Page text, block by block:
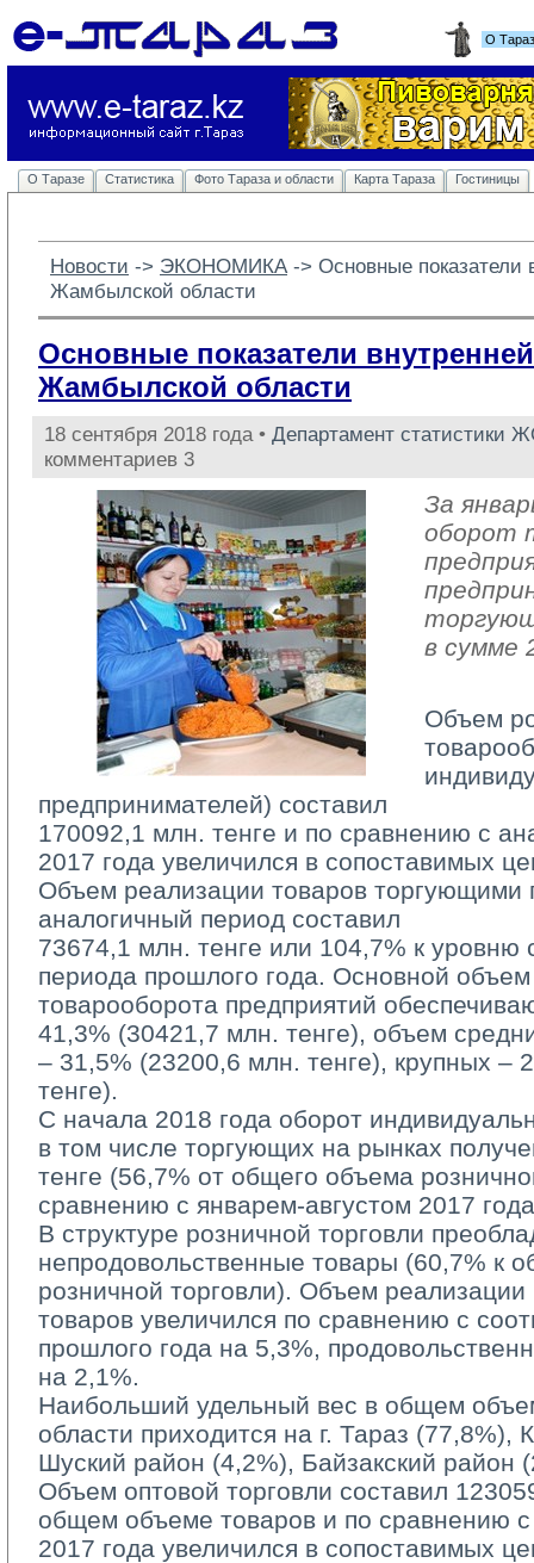
О
О Таразе Статистика Фото Тараза и области Карта Тараза Гостиницы
Новости -> ЭКОНОМИКА -> Основные показатели
Жамбылской области
Основные показатели
Жамбылской области
18 сентября 2018 года • Департамент статистики
комментариев 3
За
оборот
в сумме
Объем
предпринимателей) составил
170092,1 млн. тенге и по сравнению с
2017 года увеличился в сопоставимых
Объем реализации товаров торгующими
аналогичный период составил
73674,1 млн. тенге или 104,7% к уровню
периода прошлого года. Основной объем
товарооборота предприятий
41,3% (30421,7 млн. тенге), объем
– 31,5% (23200,6 млн. тенге), крупных –
тенге).
С начала 2018 года оборот
в том числе торгующих на рынках
тенге (56,7% от общего объема
сравнению с январем-августом 2017
В структуре розничной торговли
непродовольственные товары (60,7% к
розничной торговли). Объем
товаров увеличился по сравнению с
прошлого года на 5,3%,
на 2,1%.
Наибольший удельный вес в общем
области приходится на г. Тараз (77,8%),
Шуский район (4,2%), Байзакский район
Объем оптовой торговли составил
общем объеме товаров и по сравнению
2017 года увеличился в сопоставимых